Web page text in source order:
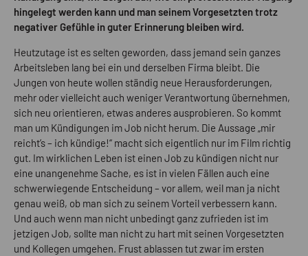
hingelegt werden kann und man seinem Vorgesetzten trotz
negativer Gefühle in guter Erinnerung bleiben wird.
Heutzutage ist es selten geworden, dass jemand sein ganzes
Arbeitsleben lang bei ein und derselben Firma bleibt. Die
Jungen von heute wollen ständig neue Herausforderungen,
mehr oder vielleicht auch weniger Verantwortung übernehmen,
sich neu orientieren, etwas anderes ausprobieren. So kommt
man um Kündigungen im Job nicht herum. Die Aussage „mir
reicht’s – ich kündige!“ macht sich eigentlich nur im Film richtig
gut. Im wirklichen Leben ist einen Job zu kündigen nicht nur
eine unangenehme Sache, es ist in vielen Fällen auch eine
schwerwiegende Entscheidung – vor allem, weil man ja nicht
genau weiß, ob man sich zu seinem Vorteil verbessern kann.
Und auch wenn man nicht unbedingt ganz zufrieden ist im
jetzigen Job, sollte man nicht zu hart mit seinen Vorgesetzten
und Kollegen umgehen. Frust ablassen tut zwar im ersten